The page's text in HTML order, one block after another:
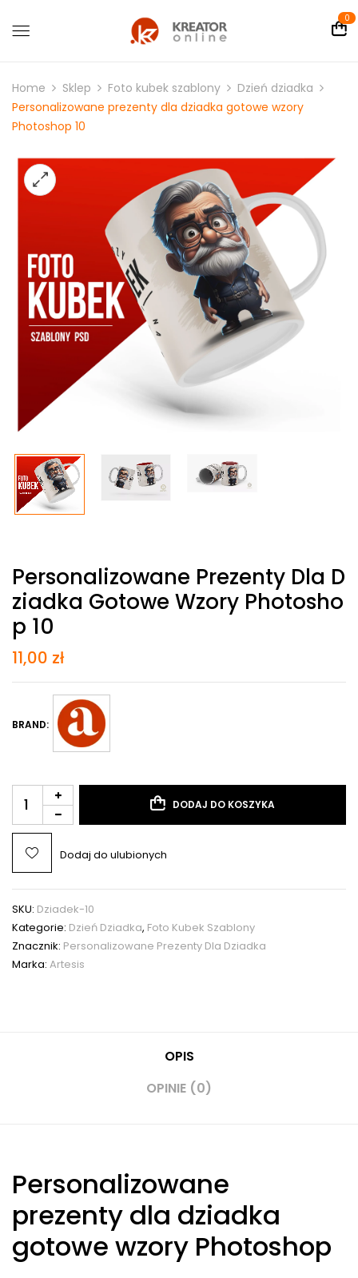
0
Home Sklep Foto kubek szablony
Dzień dziadka
Personalizowane prezenty dla dziadka gotowe wzory
Photoshop 10
Personalizowane Prezenty Dla D
Ziadka Gotowe Wzory Photosho
P 10
11,00 zł
BRAND:
DODAJ DO KOSZYKA
Dodaj do ulubionych
SKU: Dziadek-10
Kategorie: Dzień Dziadka, Foto Kubek Szablony
Znacznik: Personalizowane Prezenty Dla Dziadka
Marka: Artesis
OPIS
OPINIE (0)
Personalizowane
prezenty dla dziadka
gotowe wzory Photoshop